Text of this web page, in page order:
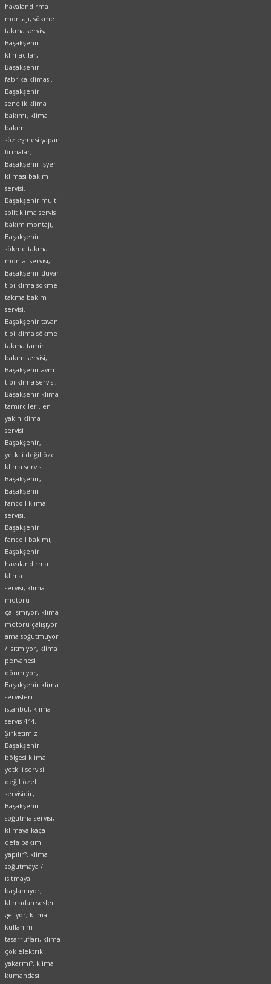
havalandırma
montajı, sökme
takma servis,
Başakşehir
klimacılar,
Başakşehir
fabrika kliması,
Başakşehir
senelik klima
bakımı, klima
bakım
sözleşmesi yapan
firmalar,
Başakşehir işyeri
kliması bakım
servisi,
Başakşehir multi
split klima servis
bakım montajı,
Başakşehir
sökme takma
montaj servisi,
Başakşehir duvar
tipi klima sökme
takma bakım
servisi,
Başakşehir tavan
tipi klima sökme
takma tamir
bakım servisi,
Başakşehir avm
tipi klima servisi,
Başakşehir klima
tamircileri, en
yakın klima
servisi
Başakşehir,
yetkili değil özel
klima servisi
Başakşehir,
Başakşehir
fancoil klima
servisi,
Başakşehir
fancoil bakımı,
Başakşehir
havalandırma
klima
servisi, klima
motoru
çalışmıyor, klima
motoru çalışıyor
ama soğutmuyor
/ ısıtmıyor, klima
pervanesi
dönmiyor,
Başakşehir klima
servisleri
istanbul, klima
servis 444.
Şirketimiz
Başakşehir
bölgesi klima
yetkili servisi
değil özel
servisidir,
Başakşehir
soğutma servisi,
klimaya kaça
defa bakım
yapılır?, klima
soğutmaya /
ısıtmaya
başlamıyor,
klimadan sesler
geliyor, klima
kullanım
tasarrufları, klima
çok elektrik
yakarmı?, klima
kumandası